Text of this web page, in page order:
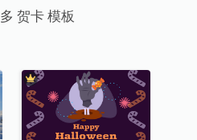
贺卡 模板